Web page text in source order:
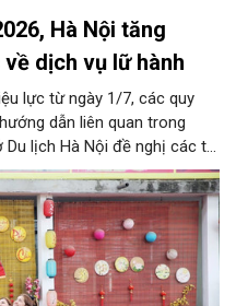
Hà Nội tăng
dịch vụ lữ hành
lực từ ngày 1/7, các quy
dẫn liên quan trong
lịch Hà Nội đề nghị các tổ
dịch vụ lữ hành trên địa
dung quan trọng. Qua đó
tiêu phát triển du lịch Hà